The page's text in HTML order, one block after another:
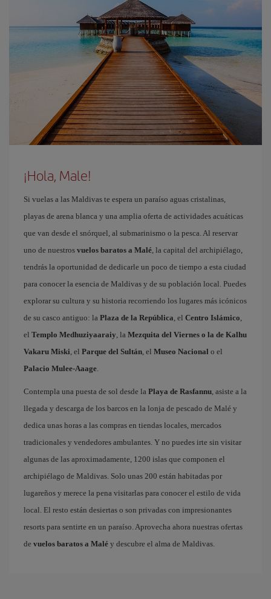
¡Hola, Male!
Si vuelas a las Maldivas te espera un paraíso aguas cristalinas,
playas de arena blanca y una amplia oferta de actividades acuáticas
que van desde el snórquel, al submarinismo o la pesca. Al reservar
uno de nuestros vuelos baratos a Malé , la capital del archipiélago,
tendrás la oportunidad de dedicarle un poco de tiempo a esta ciudad
para conocer la esencia de Maldivas y de su población local. Puedes
explorar su cultura y su historia recorriendo los lugares más icónicos
de su casco antiguo: la Plaza de la República , el Centro Islámico
el Templo Medhuziyaaraiy , la Mezquita del Viernes o la de Kalhu
Vakaru Miski , el Parque del Sultán , el Museo Nacional o el
Palacio Mulee-Aaage
Contempla una puesta de sol desde la Playa de Rasfannu , asiste a la
llegada y descarga de los barcos en la lonja de pescado de Malé y
dedica unas horas a las compras en tiendas locales, mercados
tradicionales y vendedores ambulantes. Y no puedes irte sin visitar
algunas de las aproximadamente, 1200 islas que componen el
archipiélago de Maldivas. Solo unas 200 están habitadas por
lugareños y merece la pena visitarlas para conocer el estilo de vida
local. El resto están desiertas o son privadas con impresionantes
resorts para sentirte en un paraíso. Aprovecha ahora nuestras ofertas
de vuelos baratos a Malé y descubre el alma de Maldivas.